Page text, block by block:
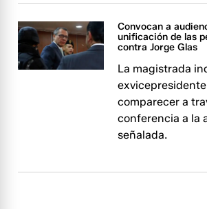
Convocan a
unificación de las
contra Jorge Glas
La magistrada
comparecer a
conferencia a la
señalada.